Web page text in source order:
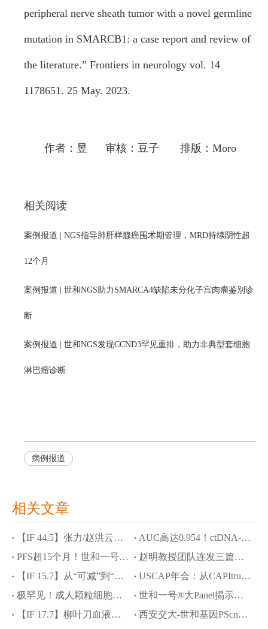
peripheral nerve sheath tumor with a novel germline
mutation in SMARCB1: a case report and review of
the literature.” Frontiers in neurology vol. 14
1178651. 25 May. 2023.
作者：昱 审核：豆子 排版：Moro
相关阅读
案例报道 | NGS指导肺肝样腺癌围术期管理，MRD持续阴性超
12个月
案例报道 | 世和NGS助力SMARCA4缺陷未分化子宫肉瘤鉴别诊
断
案例报道 | 世和NGS发现CCND3罕见重排，助力非典型套细胞
淋巴瘤诊断
病例报道
相关文章
【IF 44.5】张力/赵洪云教授团队斩获Cancer Cell，JYP0322攻克ROS1耐药与脑转困境
AUC高达0.954！ctDNA-MRD联合NOTCH1突变精准预测食管鳞癌新辅助化免疗效
PFS超15个月！世和一号®大Panel助力SMARCA4缺失型肺癌脑转移精准诊疗
赵明教授团队连发三篇学术成果：世和NGS破解罕见肿瘤诊断难题
【IF 15.7】从“可减”到“精减”：泽布替尼助力MCL安全减量化疗，世和NGS定义获益人群
USCAP年会：从CAPItrue研究结果看中国HR+/HER2-晚期乳腺癌精准诊疗进阶之路
极罕见！成人颗粒细胞瘤发生肝样转化，世和一号®大Panel揭示分子驱动机制
世和一号®大Panel揭示肉瘤样/横纹肌样透明细胞肾细胞癌分子图谱及预后治疗标志物
【IF 17.7】柳叶刀血液学顶刊：世和DNA+RNA助力罕见cyCD3+ BPDCN病例精准诊疗
西安交大-世和基因PScnv模型：攻克“无配对样本”CNV高精度检测难题